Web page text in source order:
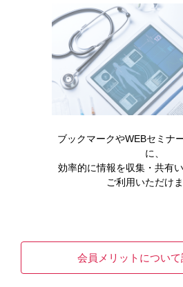
製品に関する注目コンテン
高リン血症
ブックマークやWEBセミナ
に、
効率的に情報を収集・共有
ご利用いただけま
会員メリットについて